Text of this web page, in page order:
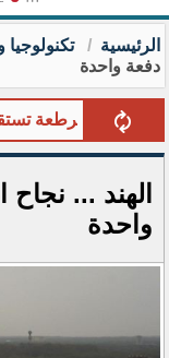
الرئيسية تكنولوجيا
دفعة واحدة
بلدية برطعة
واحدة